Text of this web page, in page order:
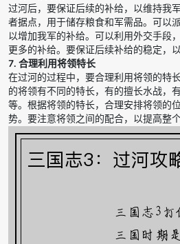
过河后，要保证后续的补给，以维持我
者据点，用于储存粮食和军需品。可以
以增加我军的补给。可以利用外交手段
更多的补给。要保证后续补给的稳定，
7. 合理利用将领特长
在过河的过程中，要合理利用将领的特
的将领有不同的特长，有的擅长水战，
等。根据将领的特长，合理安排将领的
势。要注意将领之间的配合，以提高整